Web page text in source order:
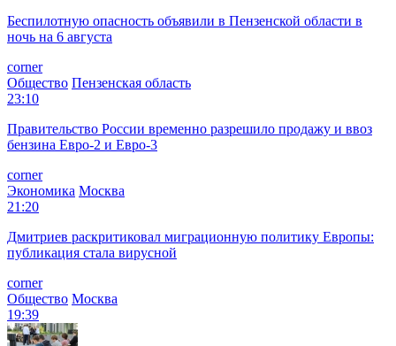
Беспилотную опасность объявили в Пензенской области в
ночь на 6 августа
corner
Общество Пензенская область
23:10
Правительство России временно разрешило продажу и ввоз
бензина Евро-2 и Евро-3
corner
Экономика Москва
21:20
Дмитриев раскритиковал миграционную политику Европы:
публикация стала вирусной
corner
Общество Москва
19:39